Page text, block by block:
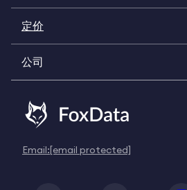
定价
公司
Email:[email protected]